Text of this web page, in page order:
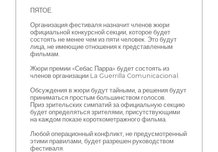
ПЯТОЕ.
Организация фестиваля назначит членов жюри
официальной конкурсной секции, которое будет
состоять не менее чем из пяти человек. Это будут
лица, не имеющие отношения к представленным
фильмам.
Жюри премии «Себас Парра» будет состоять из
членов организации La Guerrilla Comunicacional.
Обсуждения в жюри будут тайными, а решения будут
приниматься простым большинством голосов.
Приз зрительских симпатий за официальную секцию
будет определяться зрителями, присутствующими
на каждом показе короткометражного фильма.
Любой операционный конфликт, не предусмотренный
этими правилами, будет разрешен руководством
фестиваля.